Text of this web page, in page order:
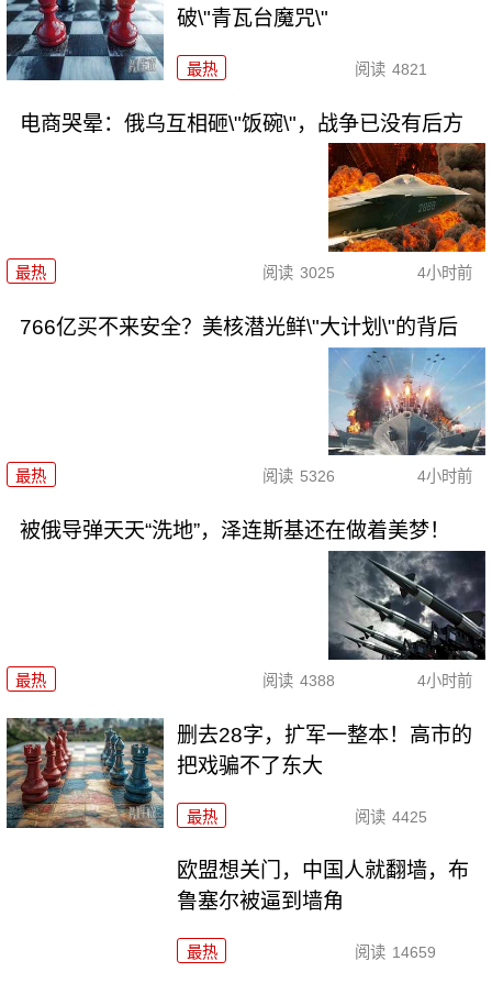
破\"青瓦台魔咒\"
最热 阅读 4821
电商哭晕：俄乌互相砸\"饭碗\"，战争已没有后方
最热 阅读 3025 4小时前
766亿买不来安全？美核潜光鲜\"大计划\"的背后
最热 阅读 5326 4小时前
被俄导弹天天“洗地”，泽连斯基还在做着美梦！
最热 阅读 4388 4小时前
删去28字，扩军一整本！高市的
把戏骗不了东大
最热 阅读 4425
欧盟想关门，中国人就翻墙，布
鲁塞尔被逼到墙角
最热 阅读 14659